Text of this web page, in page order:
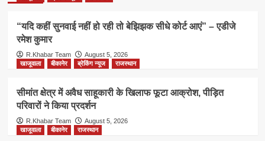
“यदि कहीं सुनवाई नहीं हो रही तो बेझिझक सीधे कोर्ट आएं” – एडीजे
रमेश कुमार
R.Khabar Team
August 5, 2026
खाजूवाला
बीकानेर ब्रेकिंग न्यूज राजस्थान
सीमांत क्षेत्र में अवैध साहूकारी के खिलाफ फूटा आक्रोश, पीड़ित
परिवारों ने किया प्रदर्शन
R.Khabar Team
August 5, 2026
खाजूवाला
बीकानेर राजस्थान